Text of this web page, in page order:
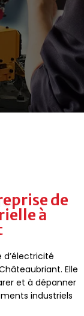
de
à
d’électricité
Elle
et à dépanner
industriels